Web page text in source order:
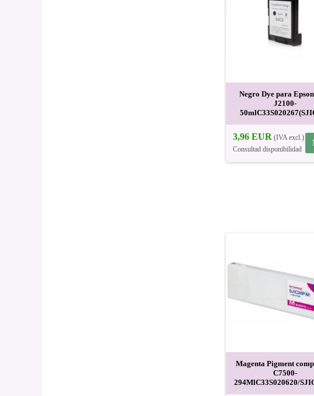
Negro Dye para
J2100-
3,96 EUR (IVA excl.)
Consultad disponibilidad
Magenta Pigment
C7500-
294MlC33S020620/